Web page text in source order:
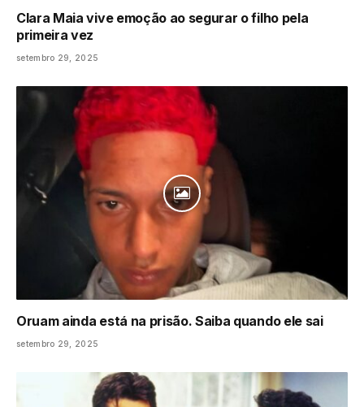
Clara Maia vive emoção ao segurar o filho pela
primeira vez
setembro 29, 2025
Oruam ainda está na prisão. Saiba quando ele sai
setembro 29, 2025